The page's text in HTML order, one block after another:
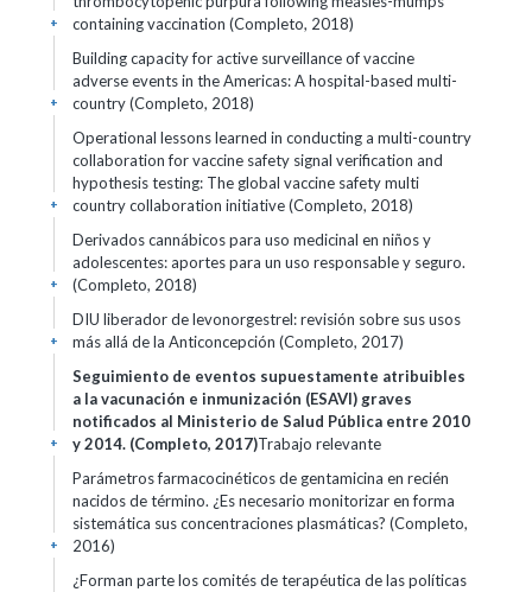
containing vaccination (Completo, 2018)
+
Building capacity for active surveillance of vaccine
adverse events in the Americas: A hospital-based multi-
country (Completo, 2018)
+
Operational lessons learned in conducting a multi-country
collaboration for vaccine safety signal verification and
hypothesis testing: The global vaccine safety multi
country collaboration initiative (Completo, 2018)
+
Derivados cannábicos para uso medicinal en niños y
adolescentes: aportes para un uso responsable y seguro.
(Completo, 2018)
+
DIU liberador de levonorgestrel: revisión sobre sus usos
más allá de la Anticoncepción (Completo, 2017)
+
Seguimiento de eventos supuestamente atribuibles
a la vacunación e inmunización (ESAVI) graves
notificados al Ministerio de Salud Pública entre 2010
y 2014. (Completo, 2017)Trabajo relevante
+
Parámetros farmacocinéticos de gentamicina en recién
nacidos de término. ¿Es necesario monitorizar en forma
sistemática sus concentraciones plasmáticas? (Completo,
2016)
+
¿Forman parte los comités de terapéutica de las políticas